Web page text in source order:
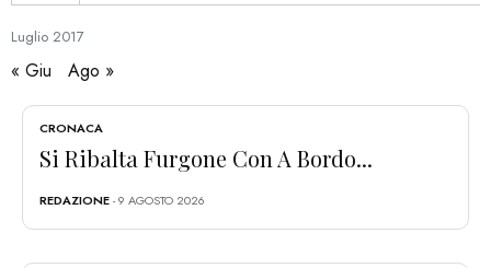
Luglio 2017
« Giu Ago »
CRONACA
Si Ribalta Furgone Con A Bordo...
REDAZIONE- 9 AGOSTO 2026